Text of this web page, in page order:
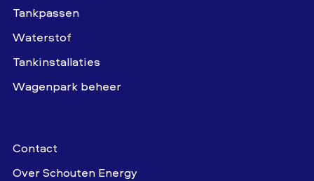
Tankpassen
Waterstof
Tankinstallaties
Wagenpark beheer
Contact
Over Schouten Energy